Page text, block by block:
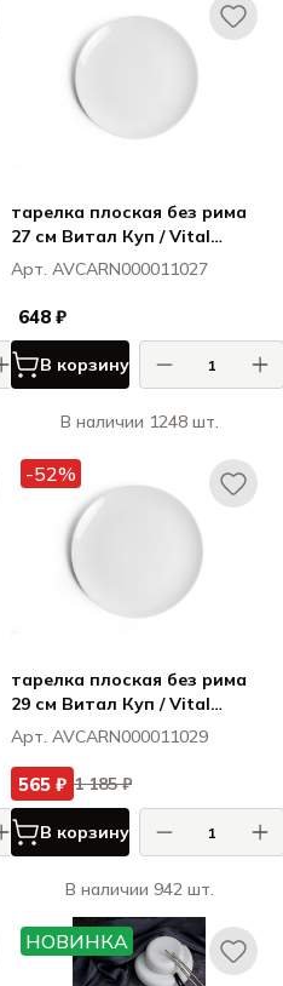
тарелка плоская без рима
27 см Витал Куп / Vital
Coupe
Арт. AVCARN000011027
648 ₽
В корзину
В наличии 1248 шт.
-52%
тарелка плоская без рима
29 см Витал Куп / Vital
Coupe
Арт. AVCARN000011029
565 ₽ 1 185 ₽
В корзину
В наличии 942 шт.
НОВИНКА